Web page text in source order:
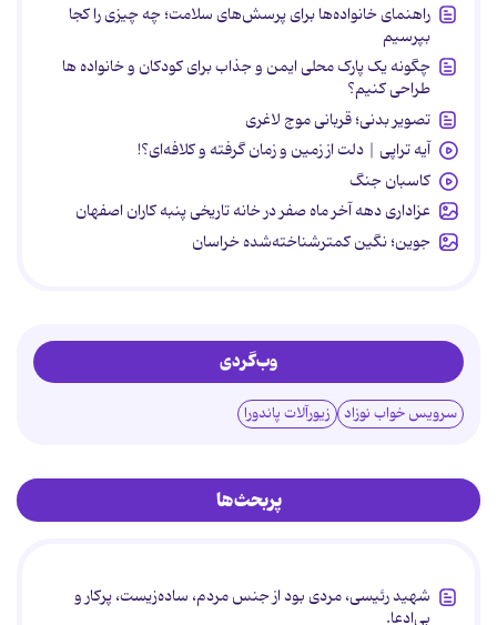
راهنمای خانواده‌ها برای پرسش‌های سلامت؛ چه چیزی را کجا
بپرسیم
چگونه یک پارک محلی ایمن و جذاب برای کودکان و خانواده ها
طراحی کنیم؟
تصویر بدنی؛ قربانی موج لاغری
آیه تراپی | دلت از زمین و زمان گرفته و کلافه‌ای؟!
کاسبان جنگ
عزاداری دهه آخر ماه صفر در خانه تاریخی پنبه کاران اصفهان
جوین؛ نگین کمترشناخته‌شده خراسان
وب‌گردی
سرویس خواب نوزاد زیورآلات پاندورا
پربحث‌ها
شهید رئیسی، مردی بود از جنس مردم، ساده‌زیست، پرکار و
بی‌ادعا.